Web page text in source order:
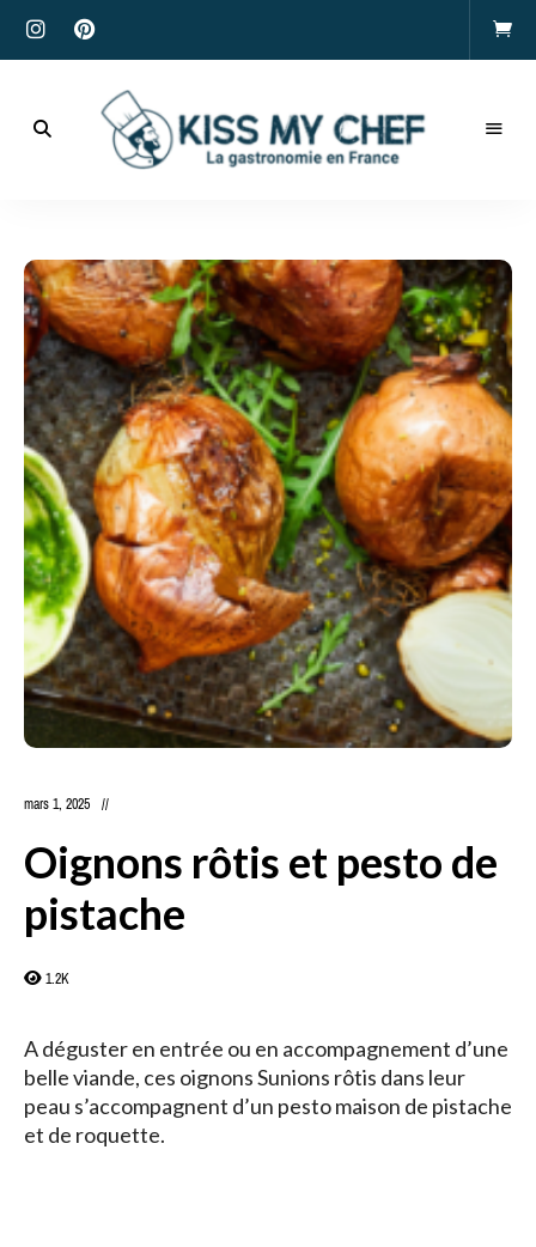
My
Chef
mars 1, 2025
Oignons rôtis et pesto de
pistache
1.2K
A déguster en entrée ou en accompagnement d’une
belle viande, ces oignons Sunions rôtis dans leur
peau s’accompagnent d’un pesto maison de pistache
et de roquette.